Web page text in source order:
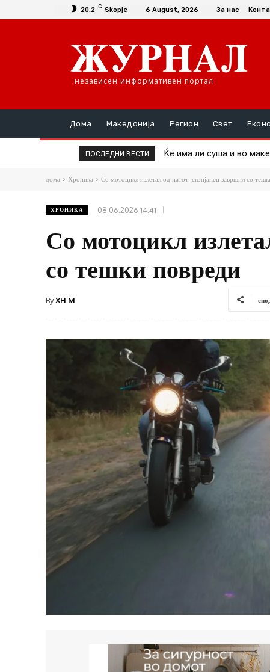
20.2 C Skopje 6 August, 2026 За нас
независен информативен портал
Дома Македонија Регион Свет
ПОСЛЕДНИ ВЕСТИ Ќе има ли суша и во
Пекол во Србија:
дома Хроника Со мотоцикл излетал од патот: скопјанец завршил со
ХРОНИКА 08.06.2026 14:41
Со мотоцикл
со тешки повреди
ByXH M